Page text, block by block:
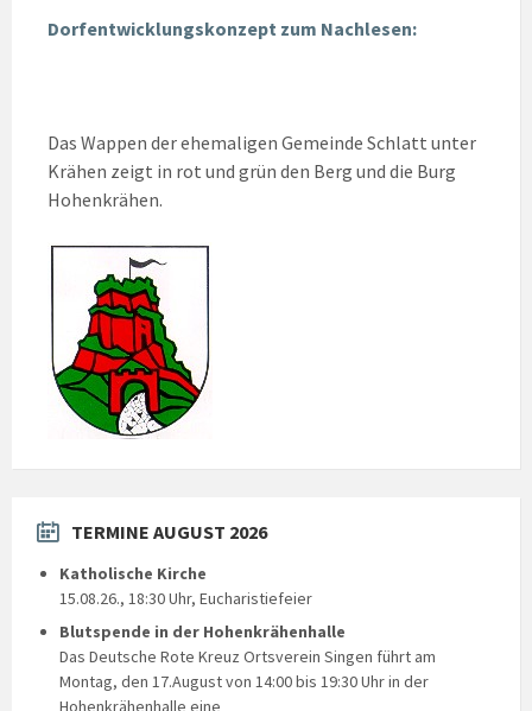
Dorfentwicklungskonzept zum Nachlesen:
Das Wappen der ehemaligen Gemeinde Schlatt unter
Krähen zeigt in rot und grün den Berg und die Burg
Hohenkrähen.
TERMINE AUGUST 2026
Katholische Kirche
15.08.26., 18:30 Uhr, Eucharistiefeier
Blutspende in der Hohenkrähenhalle
Das Deutsche Rote Kreuz Ortsverein Singen führt am
Montag, den 17.August von 14:00 bis 19:30 Uhr in der
Hohenkrähenhalle eine